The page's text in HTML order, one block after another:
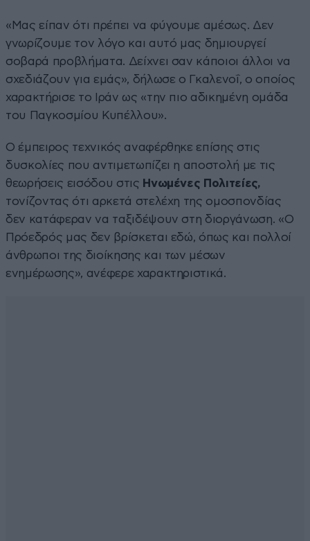
«Μας είπαν ότι πρέπει να φύγουμε αμέσως. Δεν
γνωρίζουμε τον λόγο και αυτό μας δημιουργεί
σοβαρά προβλήματα. Δείχνει σαν κάποιοι άλλοι να
σχεδιάζουν για εμάς», δήλωσε ο Γκαλενοΐ, ο οποίος
χαρακτήρισε το Ιράν ως «την πιο αδικημένη ομάδα
του Παγκοσμίου Κυπέλλου».
Ο έμπειρος τεχνικός αναφέρθηκε επίσης στις
δυσκολίες που αντιμετωπίζει η αποστολή με τις
θεωρήσεις εισόδου στις Ηνωμένες Πολιτείες,
τονίζοντας ότι αρκετά στελέχη της ομοσπονδίας
δεν κατάφεραν να ταξιδέψουν στη διοργάνωση. «Ο
Πρόεδρός μας δεν βρίσκεται εδώ, όπως και πολλοί
άνθρωποι της διοίκησης και των μέσων
ενημέρωσης», ανέφερε χαρακτηριστικά.